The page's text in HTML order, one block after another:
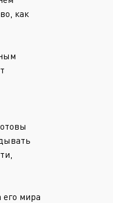
как
мира